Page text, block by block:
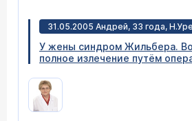
приема).
31.05.2005 Андрей, 33 года,
У жены синдром Жильбера.
полное излечение путём
методов?